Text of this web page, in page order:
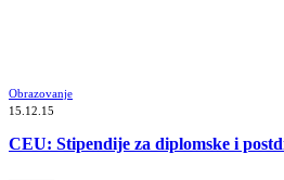
Obrazovanje
15.12.15
CEU: Stipendije za diplomske i